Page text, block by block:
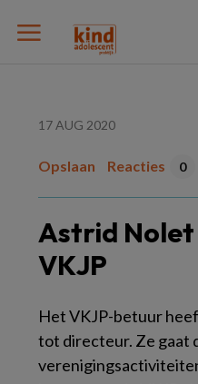
17 AUG 2020
Opslaan Reacties 0
Astrid
VKJP
Het VKJP-betuur
tot directeur. Ze gaat